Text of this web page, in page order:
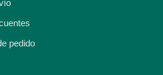
pedido